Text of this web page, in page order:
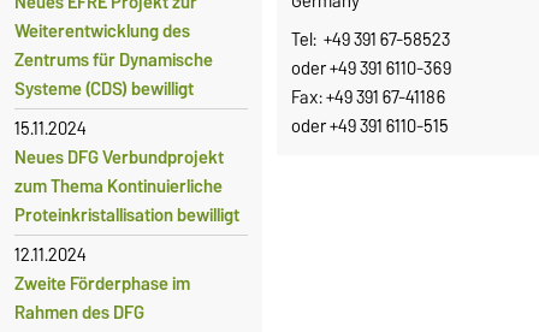
Weiterentwicklung des
Zentrums für Dynamische
Systeme (CDS) bewilligt
15.11.2024
Neues DFG Verbundprojekt
zum Thema Kontinuierliche
Proteinkristallisation bewilligt
12.11.2024
Zweite Förderphase im
Rahmen des DFG
Tel: +49 391 67-58523
oder +49 391 6110-369
Fax: +49 391 67-41186
oder +49 391 6110-515